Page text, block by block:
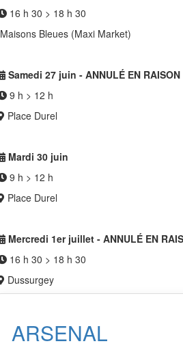
16 h 30 > 18 h 30
Maisons Bleues (Maxi Market)
Samedi 27 juin - ANNULÉ EN
9 h > 12 h
Place Durel
Mardi 30 juin
9 h > 12 h
Place Durel
Mercredi 1er juillet - ANNULÉ EN
16 h 30 > 18 h 30
Dussurgey
ARSENAL